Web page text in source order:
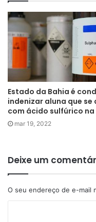
Estado da Bahia é
indenizar aluna que se
com ácido sulfúrico
mar 19, 2022
Deixe um
O seu endereço de e-mail